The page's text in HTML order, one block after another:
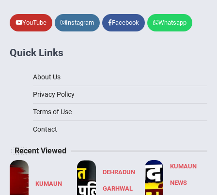
YouTube Instagram Facebook Whatsapp
Quick Links
About Us
Privacy Policy
Terms of Use
Contact
Recent Viewed
KUMAUN
DEHRADUN
GARHWAL
KUMAUN
NEWS